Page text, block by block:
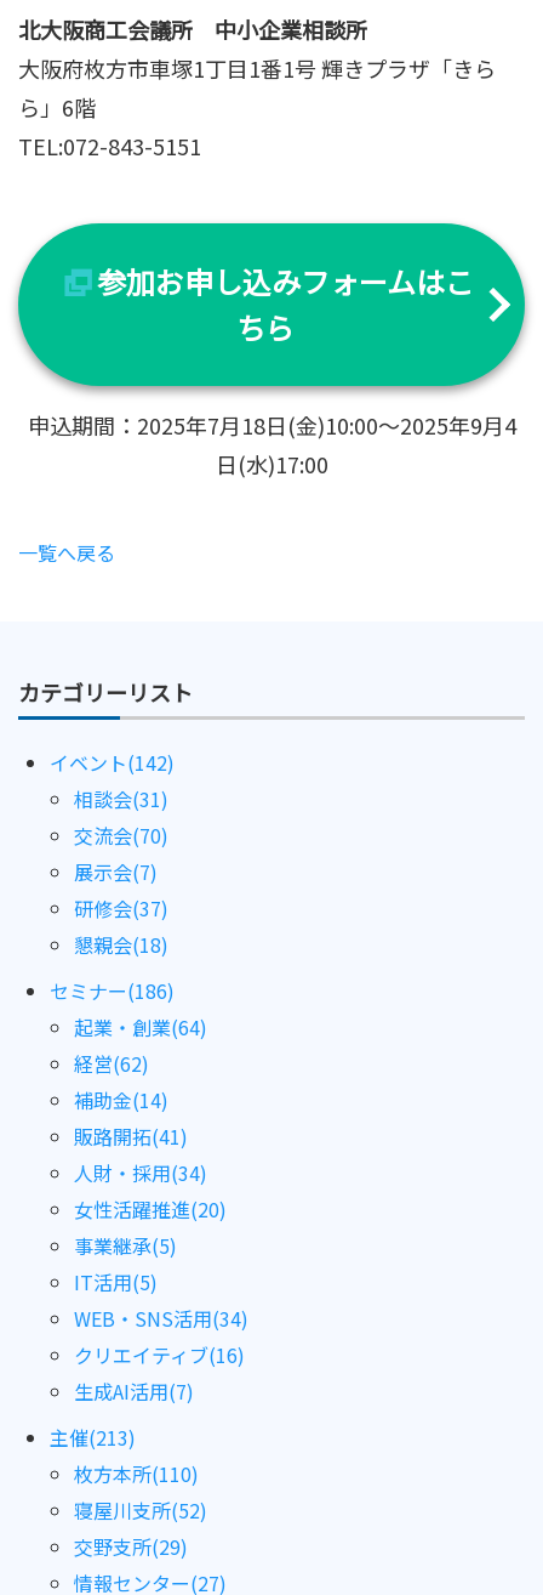
北大阪商工会議所 中小企業相談所
大阪府枚方市車塚1丁目1番1号 輝きプラザ「きら
ら」6階
TEL:072-843-5151
参加お申し込みフォームはこ
ちら
申込期間：2025年7月18日(金)10:00～2025年9月4
日(水)17:00
一覧へ戻る
カテゴリーリスト
イベント(142)
相談会(31)
交流会(70)
展示会(7)
研修会(37)
懇親会(18)
セミナー(186)
起業・創業(64)
経営(62)
補助金(14)
販路開拓(41)
人財・採用(34)
女性活躍推進(20)
事業継承(5)
IT活用(5)
WEB・SNS活用(34)
クリエイティブ(16)
生成AI活用(7)
主催(213)
枚方本所(110)
寝屋川支所(52)
交野支所(29)
情報センター(27)